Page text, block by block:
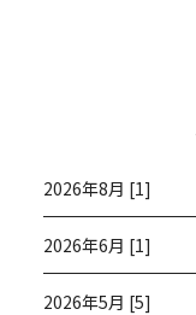
2026年8月 [1]
2026年6月 [1]
2026年5月 [5]